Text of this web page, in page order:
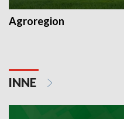
Agroregion
INNE